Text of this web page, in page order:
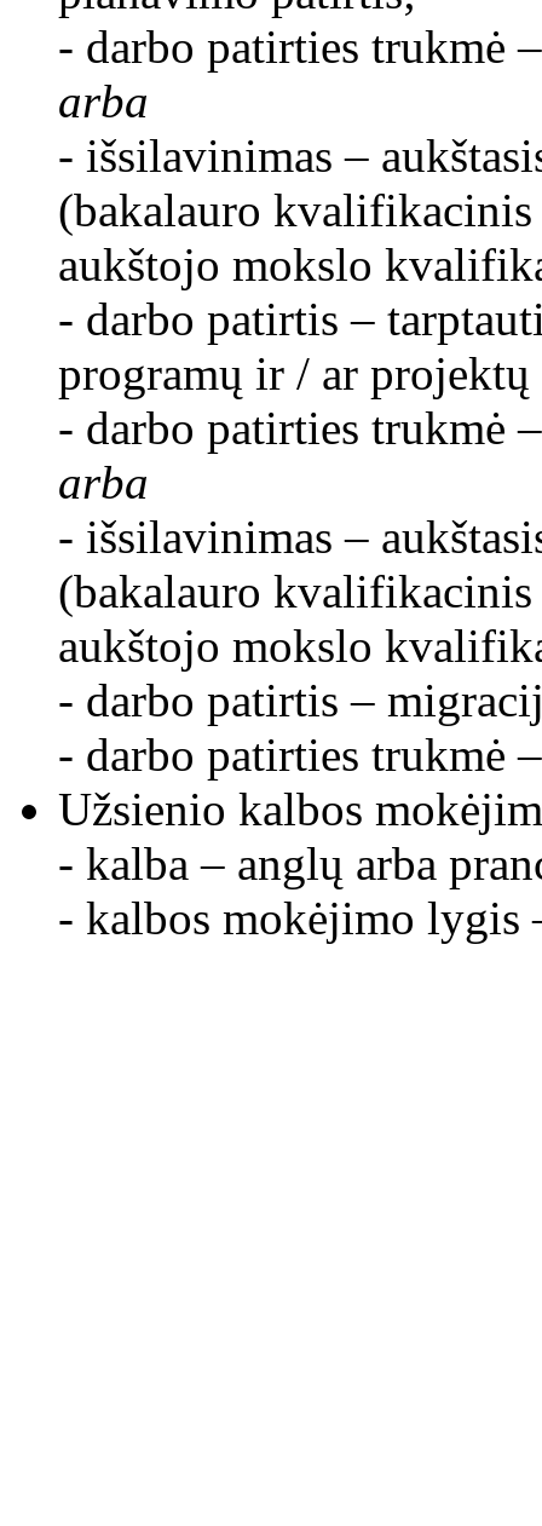
- darbo patirties trukmė
arba
- išsilavinimas –
(bakalauro
aukštojo mokslo
- darbo patirtis –
programų ir / ar
- darbo patirties trukmė
arba
- išsilavinimas –
(bakalauro
aukštojo mokslo
- darbo patirtis –
- darbo patirties trukmė
Užsienio kalbos
- kalba – anglų arba
- kalbos mokėjimo lygis